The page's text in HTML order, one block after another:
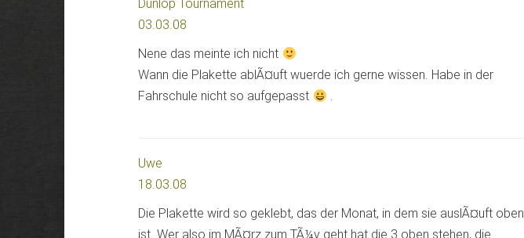
Dunlop Tournament
03.03.08
Nene das meinte ich nicht
Wann die Plakette ablÃ¤uft wuerde ich gerne wissen. Habe in der
Fahrschule nicht so aufgepasst
.
Uwe
18.03.08
Die Plakette wird so geklebt, das der Monat, in dem sie auslÃ¤uft oben
ist. Wer also im MÃ¤rz zum TÃ¼v geht hat die 3 oben stehen, die